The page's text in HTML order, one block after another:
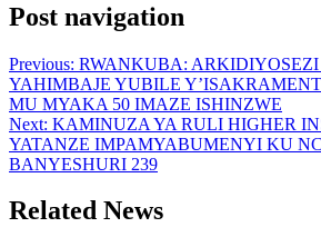
Post navigation
Previous: RWANKUBA:
YAHIMBAJE YUBILE
MU MYAKA 50 IMAZE ISHINZWE
Next: KAMINUZA YA RULI HIGHER
YATANZE IMPAMYABUMENYI KU
BANYESHURI 239
Related News